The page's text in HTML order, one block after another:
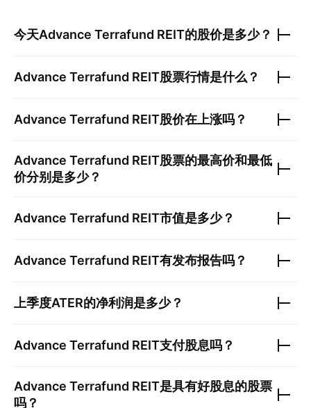
今天Advance Terrafund REIT的股价是多少？
Advance Terrafund REIT股票行情是什么？
Advance Terrafund REIT股价在上涨吗？
Advance Terrafund REIT股票的最高价和最低
价分别是多少？
Advance Terrafund REIT市值是多少？
Advance Terrafund REIT有发布报告吗？
上季度ATER的净利润是多少？
Advance Terrafund REIT支付股息吗？
Advance Terrafund REIT是具有好股息的股票
吗？